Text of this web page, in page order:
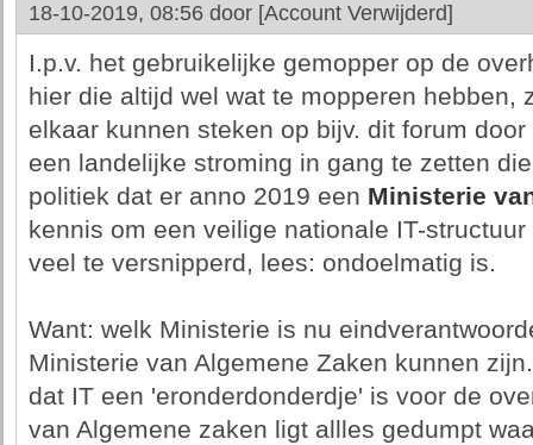
18-10-2019, 08:56 door [Account Verwijderd]
I.p.v. het gebruikelijke gemopper op de
hier die altijd wel wat te mopperen hebben,
elkaar kunnen steken op bijv. dit forum
een landelijke stroming in gang te zetten
politiek dat er anno 2019 een Ministerie
kennis om een veilige nationale IT-
veel te versnipperd, lees: ondoelmatig is.
Want: welk Ministerie is nu
Ministerie van Algemene Zaken kunnen
dat IT een 'eronderdonderdje' is voor de
van Algemene zaken ligt allles gedumpt